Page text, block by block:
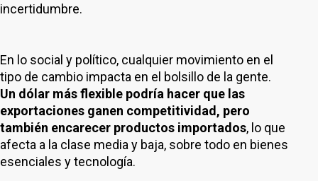
incertidumbre.
En lo social y político, cualquier movimiento en el
tipo de cambio impacta en el bolsillo de la gente.
Un dólar más flexible podría hacer que las
exportaciones ganen competitividad, pero
también encarecer productos importados, lo que
afecta a la clase media y baja, sobre todo en bienes
esenciales y tecnología.